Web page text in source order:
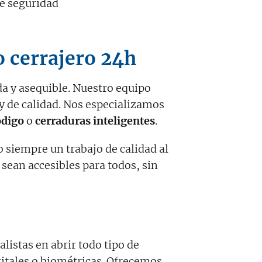
seguridad
cerrajero 24h
y asequible. Nuestro equipo
calidad. Nos especializamos
o cerraduras inteligentes.
siempre un trabajo de calidad al
accesibles para todos, sin
en abrir todo tipo de